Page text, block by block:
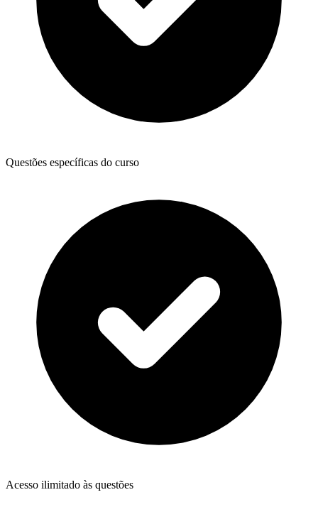
Questões específicas do curso
Acesso ilimitado às questões